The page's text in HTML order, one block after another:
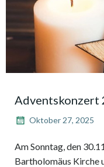
Adventskonzert
Oktober 27, 2025
Am Sonntag, den
Bartholomäus Kirche